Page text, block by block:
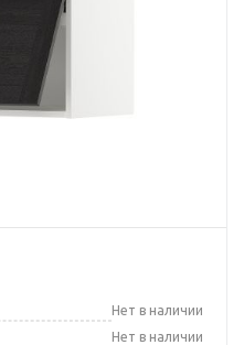
Нет в наличии
Нет в наличии